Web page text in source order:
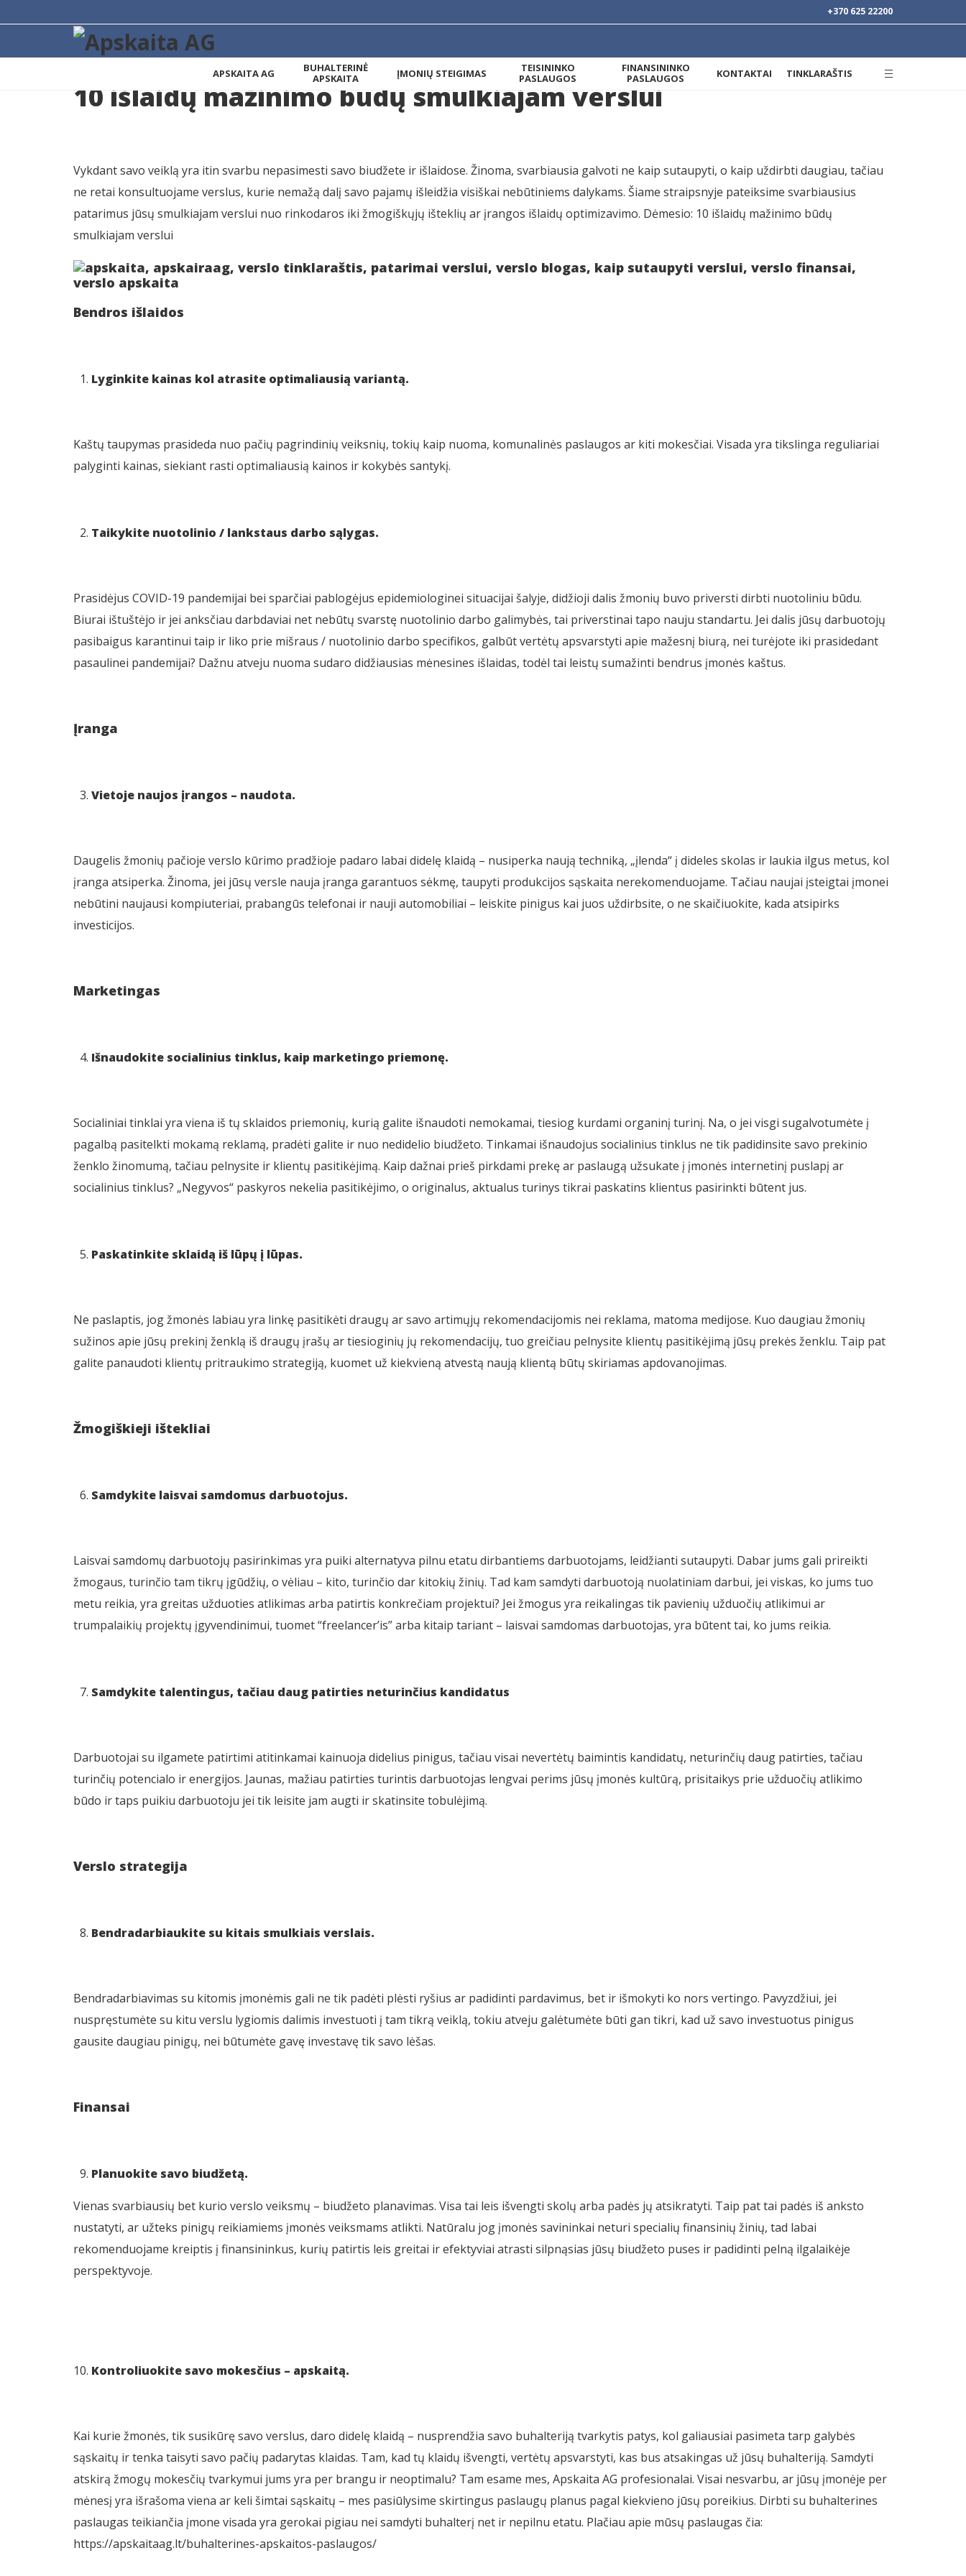
+370 625 22200
APSKAITA AG
BUHALTERINĖ
APSKAITA
ĮMONIŲ STEIGIMAS
TEISININKO
PASLAUGOS
FINANSININKO
PASLAUGOS
KONTAKTAI TINKLARAŠTIS
10 išlaidų mažinimo būdų smulkiajam verslui
Vykdant savo veiklą yra itin svarbu nepasimesti savo biudžete ir išlaidose. Žinoma, svarbiausia galvoti ne kaip sutaupyti, o kaip uždirbti daugiau, tačiau
ne retai konsultuojame verslus, kurie nemažą dalį savo pajamų išleidžia visiškai nebūtiniems dalykams. Šiame straipsnyje pateiksime svarbiausius
patarimus jūsų smulkiajam verslui nuo rinkodaros iki žmogiškųjų išteklių ar įrangos išlaidų optimizavimo. Dėmesio: 10 išlaidų mažinimo būdų
smulkiajam verslui
Bendros išlaidos
Lyginkite kainas kol atrasite optimaliausią variantą.
Kaštų taupymas prasideda nuo pačių pagrindinių veiksnių, tokių kaip nuoma, komunalinės paslaugos ar kiti mokesčiai. Visada yra tikslinga reguliariai
palyginti kainas, siekiant rasti optimaliausią kainos ir kokybės santykį.
Taikykite nuotolinio / lankstaus darbo sąlygas.
Prasidėjus COVID-19 pandemijai bei sparčiai pablogėjus epidemiologinei situacijai šalyje, didžioji dalis žmonių buvo priversti dirbti nuotoliniu būdu.
Biurai ištuštėjo ir jei anksčiau darbdaviai net nebūtų svarstę nuotolinio darbo galimybės, tai priverstinai tapo nauju standartu. Jei dalis jūsų darbuotojų
pasibaigus karantinui taip ir liko prie mišraus / nuotolinio darbo specifikos, galbūt vertėtų apsvarstyti apie mažesnį biurą, nei turėjote iki prasidedant
pasaulinei pandemijai? Dažnu atveju nuoma sudaro didžiausias mėnesines išlaidas, todėl tai leistų sumažinti bendrus įmonės kaštus.
Įranga
Vietoje naujos įrangos – naudota.
Daugelis žmonių pačioje verslo kūrimo pradžioje padaro labai didelę klaidą – nusiperka naują techniką, „įlenda“ į dideles skolas ir laukia ilgus metus, kol
įranga atsiperka. Žinoma, jei jūsų versle nauja įranga garantuos sėkmę, taupyti produkcijos sąskaita nerekomenduojame. Tačiau naujai įsteigtai įmonei
nebūtini naujausi kompiuteriai, prabangūs telefonai ir nauji automobiliai – leiskite pinigus kai juos uždirbsite, o ne skaičiuokite, kada atsipirks
investicijos.
Marketingas
Išnaudokite socialinius tinklus, kaip marketingo priemonę.
Socialiniai tinklai yra viena iš tų sklaidos priemonių, kurią galite išnaudoti nemokamai, tiesiog kurdami organinį turinį. Na, o jei visgi sugalvotumėte į
pagalbą pasitelkti mokamą reklamą, pradėti galite ir nuo nedidelio biudžeto. Tinkamai išnaudojus socialinius tinklus ne tik padidinsite savo prekinio
ženklo žinomumą, tačiau pelnysite ir klientų pasitikėjimą. Kaip dažnai prieš pirkdami prekę ar paslaugą užsukate į įmonės internetinį puslapį ar
socialinius tinklus? „Negyvos“ paskyros nekelia pasitikėjimo, o originalus, aktualus turinys tikrai paskatins klientus pasirinkti būtent jus.
Paskatinkite sklaidą iš lūpų į lūpas.
Ne paslaptis, jog žmonės labiau yra linkę pasitikėti draugų ar savo artimųjų rekomendacijomis nei reklama, matoma medijose. Kuo daugiau žmonių
sužinos apie jūsų prekinį ženklą iš draugų įrašų ar tiesioginių jų rekomendacijų, tuo greičiau pelnysite klientų pasitikėjimą jūsų prekės ženklu. Taip pat
galite panaudoti klientų pritraukimo strategiją, kuomet už kiekvieną atvestą naują klientą būtų skiriamas apdovanojimas.
Žmogiškieji ištekliai
Samdykite laisvai samdomus darbuotojus.
Laisvai samdomų darbuotojų pasirinkimas yra puiki alternatyva pilnu etatu dirbantiems darbuotojams, leidžianti sutaupyti. Dabar jums gali prireikti
žmogaus, turinčio tam tikrų įgūdžių, o vėliau – kito, turinčio dar kitokių žinių. Tad kam samdyti darbuotoją nuolatiniam darbui, jei viskas, ko jums tuo
metu reikia, yra greitas užduoties atlikimas arba patirtis konkrečiam projektui? Jei žmogus yra reikalingas tik pavienių užduočių atlikimui ar
trumpalaikių projektų įgyvendinimui, tuomet “freelancer’is” arba kitaip tariant – laisvai samdomas darbuotojas, yra būtent tai, ko jums reikia.
Samdykite talentingus, tačiau daug patirties neturinčius kandidatus
Darbuotojai su ilgamete patirtimi atitinkamai kainuoja didelius pinigus, tačiau visai nevertėtų baimintis kandidatų, neturinčių daug patirties, tačiau
turinčių potencialo ir energijos. Jaunas, mažiau patirties turintis darbuotojas lengvai perims jūsų įmonės kultūrą, prisitaikys prie užduočių atlikimo
būdo ir taps puikiu darbuotoju jei tik leisite jam augti ir skatinsite tobulėjimą.
Verslo strategija
Bendradarbiaukite su kitais smulkiais verslais.
Bendradarbiavimas su kitomis įmonėmis gali ne tik padėti plėsti ryšius ar padidinti pardavimus, bet ir išmokyti ko nors vertingo. Pavyzdžiui, jei
nuspręstumėte su kitu verslu lygiomis dalimis investuoti į tam tikrą veiklą, tokiu atveju galėtumėte būti gan tikri, kad už savo investuotus pinigus
gausite daugiau pinigų, nei būtumėte gavę investavę tik savo lėšas.
Finansai
Planuokite savo biudžetą.
Vienas svarbiausių bet kurio verslo veiksmų – biudžeto planavimas. Visa tai leis išvengti skolų arba padės jų atsikratyti. Taip pat tai padės iš anksto
nustatyti, ar užteks pinigų reikiamiems įmonės veiksmams atlikti. Natūralu jog įmonės savininkai neturi specialių finansinių žinių, tad labai
rekomenduojame kreiptis į finansininkus, kurių patirtis leis greitai ir efektyviai atrasti silpnąsias jūsų biudžeto puses ir padidinti pelną ilgalaikėje
perspektyvoje.
Kontroliuokite savo mokesčius – apskaitą.
Kai kurie žmonės, tik susikūrę savo verslus, daro didelę klaidą – nusprendžia savo buhalteriją tvarkytis patys, kol galiausiai pasimeta tarp galybės
sąskaitų ir tenka taisyti savo pačių padarytas klaidas. Tam, kad tų klaidų išvengti, vertėtų apsvarstyti, kas bus atsakingas už jūsų buhalteriją. Samdyti
atskirą žmogų mokesčių tvarkymui jums yra per brangu ir neoptimalu? Tam esame mes, Apskaita AG profesionalai. Visai nesvarbu, ar jūsų įmonėje per
mėnesį yra išrašoma viena ar keli šimtai sąskaitų – mes pasiūlysime skirtingus paslaugų planus pagal kiekvieno jūsų poreikius. Dirbti su buhalterines
paslaugas teikiančia įmone visada yra gerokai pigiau nei samdyti buhalterį net ir nepilnu etatu. Plačiau apie mūsų paslaugas čia:
https://apskaitaag.lt/buhalterines-apskaitos-paslaugos/